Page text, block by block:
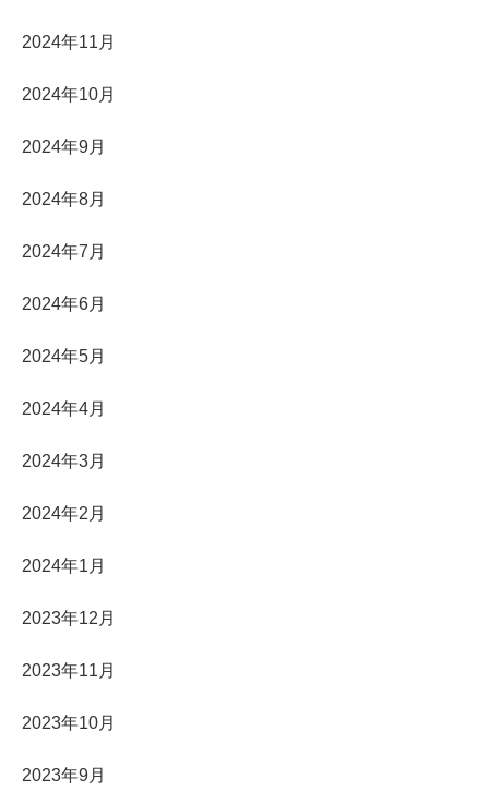
2024年11月
2024年10月
2024年9月
2024年8月
2024年7月
2024年6月
2024年5月
2024年4月
2024年3月
2024年2月
2024年1月
2023年12月
2023年11月
2023年10月
2023年9月